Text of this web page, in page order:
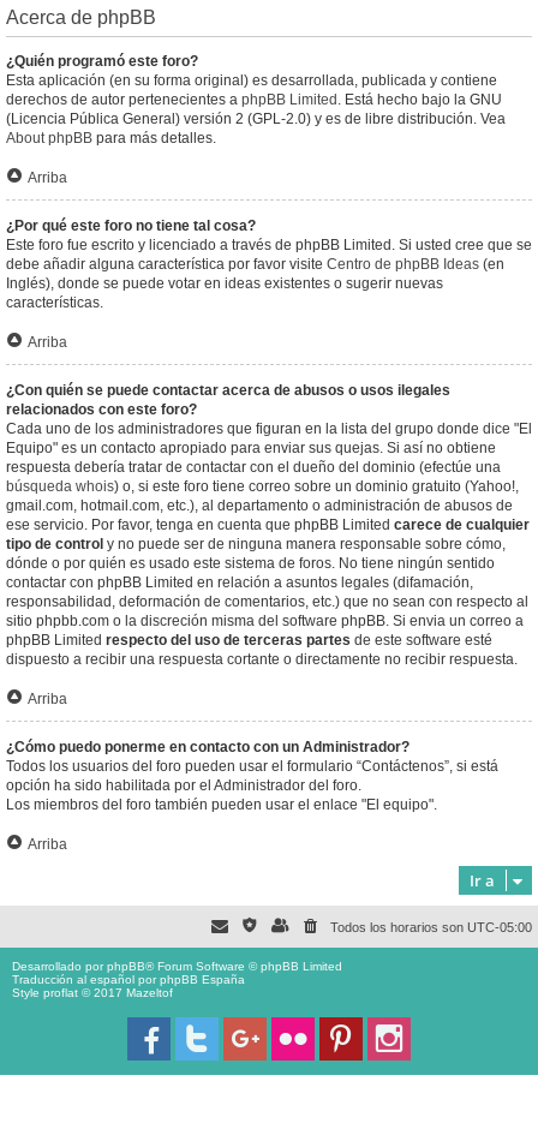
Acerca de phpBB
¿Quién programó este foro?
Esta aplicación (en su forma original) es desarrollada, publicada y contiene
derechos de autor pertenecientes a phpBB Limited . Está hecho bajo la GNU
(Licencia Pública General) versión 2 (GPL-2.0) y es de libre distribución. Vea
About phpBB para más detalles.
Arriba
¿Por qué este foro no tiene tal cosa?
Este foro fue escrito y licenciado a través de phpBB Limited. Si usted cree que se
debe añadir alguna característica por favor visite Centro de phpBB Ideas (en
Inglés), donde se puede votar en ideas existentes o sugerir nuevas
características.
Arriba
¿Con quién se puede contactar acerca de abusos o usos ilegales
relacionados con este foro?
Cada uno de los administradores que figuran en la lista del grupo donde dice "El
Equipo" es un contacto apropiado para enviar sus quejas. Si así no obtiene
respuesta debería tratar de contactar con el dueño del dominio (efectúe una
búsqueda whois) o, si este foro tiene correo sobre un dominio gratuito (Yahoo!,
gmail.com, hotmail.com, etc.), al departamento o administración de abusos de
ese servicio. Por favor, tenga en cuenta que phpBB Limited carece de cualquier
tipo de control y no puede ser de ninguna manera responsable sobre cómo,
dónde o por quién es usado este sistema de foros. No tiene ningún sentido
contactar con phpBB Limited en relación a asuntos legales (difamación,
responsabilidad, deformación de comentarios, etc.) que no sean con respecto al
sitio phpbb.com o la discreción misma del software phpBB. Si envia un correo a
phpBB Limited respecto del uso de terceras partes de este software esté
dispuesto a recibir una respuesta cortante o directamente no recibir respuesta.
Arriba
¿Cómo puedo ponerme en contacto con un Administrador?
Todos los usuarios del foro pueden usar el formulario “Contáctenos”, si está
opción ha sido habilitada por el Administrador del foro.
Los miembros del foro también pueden usar el enlace "El equipo".
Arriba
Ir a
Todos los horarios son UTC-05:00
Desarrollado porphpBB® Forum Software © phpBB Limited
Traducción al español porphpBB España
Style proflat © 2017 Mazeltof